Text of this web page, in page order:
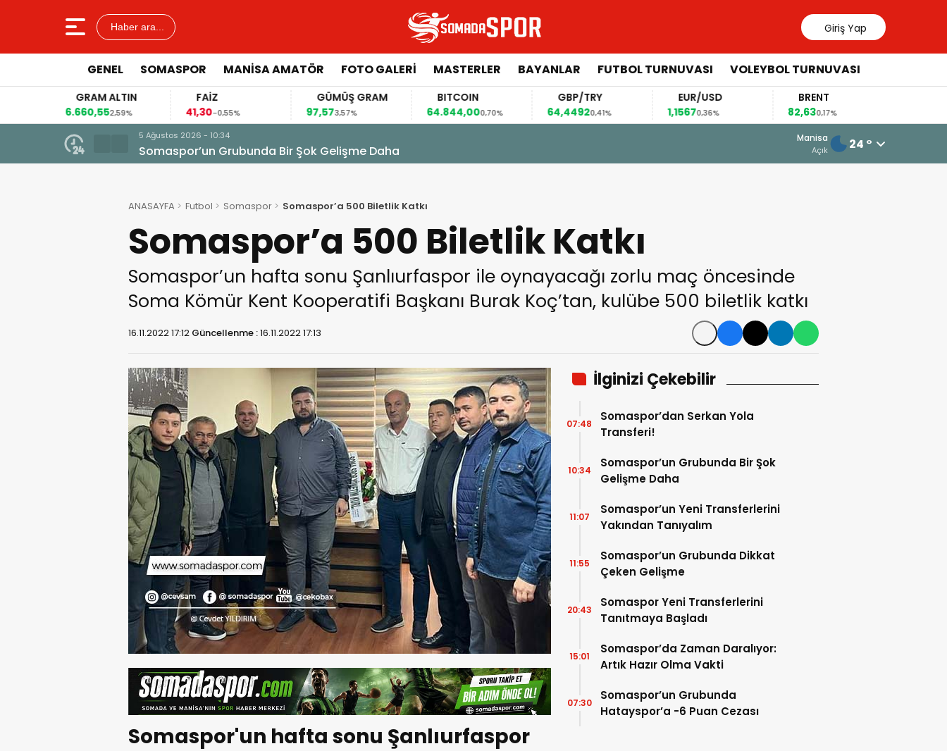
Haber ara... Giriş Yap
GENEL SOMASPOR MANISA AMATÖR FOTO GALERI MASTERLER BAYANLAR FUTBOL TURNUVASI VOLEYBOL TURNUVASI
GRAM ALTIN
6.660,552,59%
FAİZ
41,30-0,55%
GÜMÜŞ GRAM
97,573,57%
BITCOIN
64.844,000,70%
GBP/TRY
64,44920,41%
EUR/USD
1,15670,36%
BRENT
82,630,17%
Bir Şok Gelişme Daha
Manisa
Açık 24 °
ANASAYFA Futbol Somaspor Somaspor’a 500 Biletlik Katkı
Somaspor’a 500 Biletlik Katkı
Somaspor’un hafta sonu Şanlıurfaspor ile oynayacağı zorlu maç öncesinde
Soma Kömür Kent Kooperatifi Başkanı Burak Koç’tan, kulübe 500 biletlik katkı
16.11.2022 17:12 Güncellenme :16.11.2022 17:13
Somaspor'un hafta sonu Şanlıurfaspor
İlginizi Çekebilir
Somaspor’dan Serkan Yola
Transferi!
07:48
Somaspor’un Grubunda Bir Şok
Gelişme Daha
10:34
Somaspor’un Yeni Transferlerini
Yakından Tanıyalım
11:07
Somaspor’un Grubunda Dikkat
Çeken Gelişme
11:55
Somaspor Yeni Transferlerini
Tanıtmaya Başladı
20:43
Somaspor’da Zaman Daralıyor:
Artık Hazır Olma Vakti
15:01
Somaspor’un Grubunda
Hatayspor’a -6 Puan Cezası
07:30